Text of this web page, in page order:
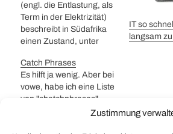
Zustimmung
(engl. die Entlastung, als
Term in der Elektrizität)
beschreibt in Südafrika
einen Zustand, unter
und Landesteile
zwangsweise vom
Stromnetz getrennt
schönen Begriff hat
IT so
langsam
Catch Phrases
Es hilft ja wenig. Aber bei
vowe, habe ich eine Liste
von "chatchphrases"
gefunden. Einige davon